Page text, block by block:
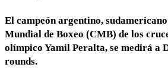
El campeón argentino,
Mundial de Boxeo (CMB) de los
olímpico Yamil Peralta, se medirá a
rounds.